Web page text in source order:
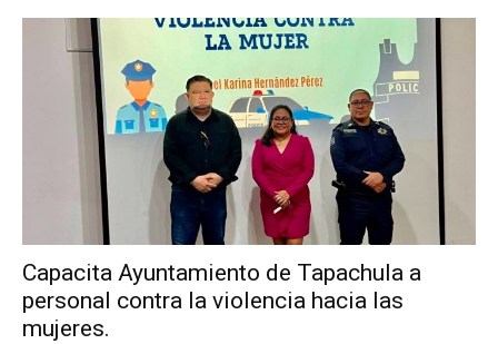
Capacita Ayuntamiento de Tapachula a
personal contra la violencia hacia las
mujeres.